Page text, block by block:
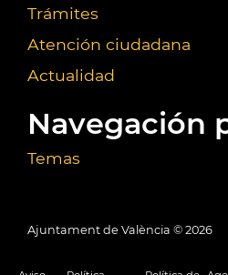
Trámites
Atención ciudadana
Actualidad
Navegación
Temas
Ajuntament de València © 2026